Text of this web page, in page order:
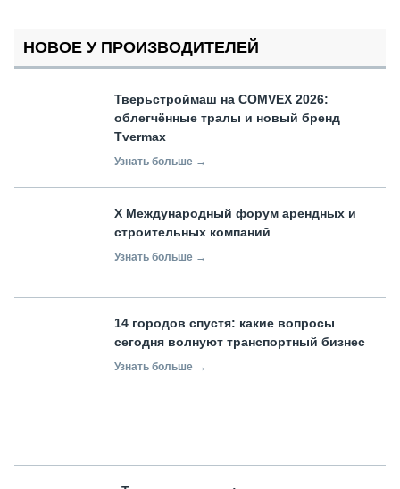
НОВОЕ У ПРОИЗВОДИТЕЛЕЙ
Тверьстроймаш на COMVEX 2026:
облегчённые тралы и новый бренд
Tvermax
Узнать больше →
X Международный форум арендных и
строительных компаний
Узнать больше →
14 городов спустя: какие вопросы
сегодня волнуют транспортный бизнес
Узнать больше →